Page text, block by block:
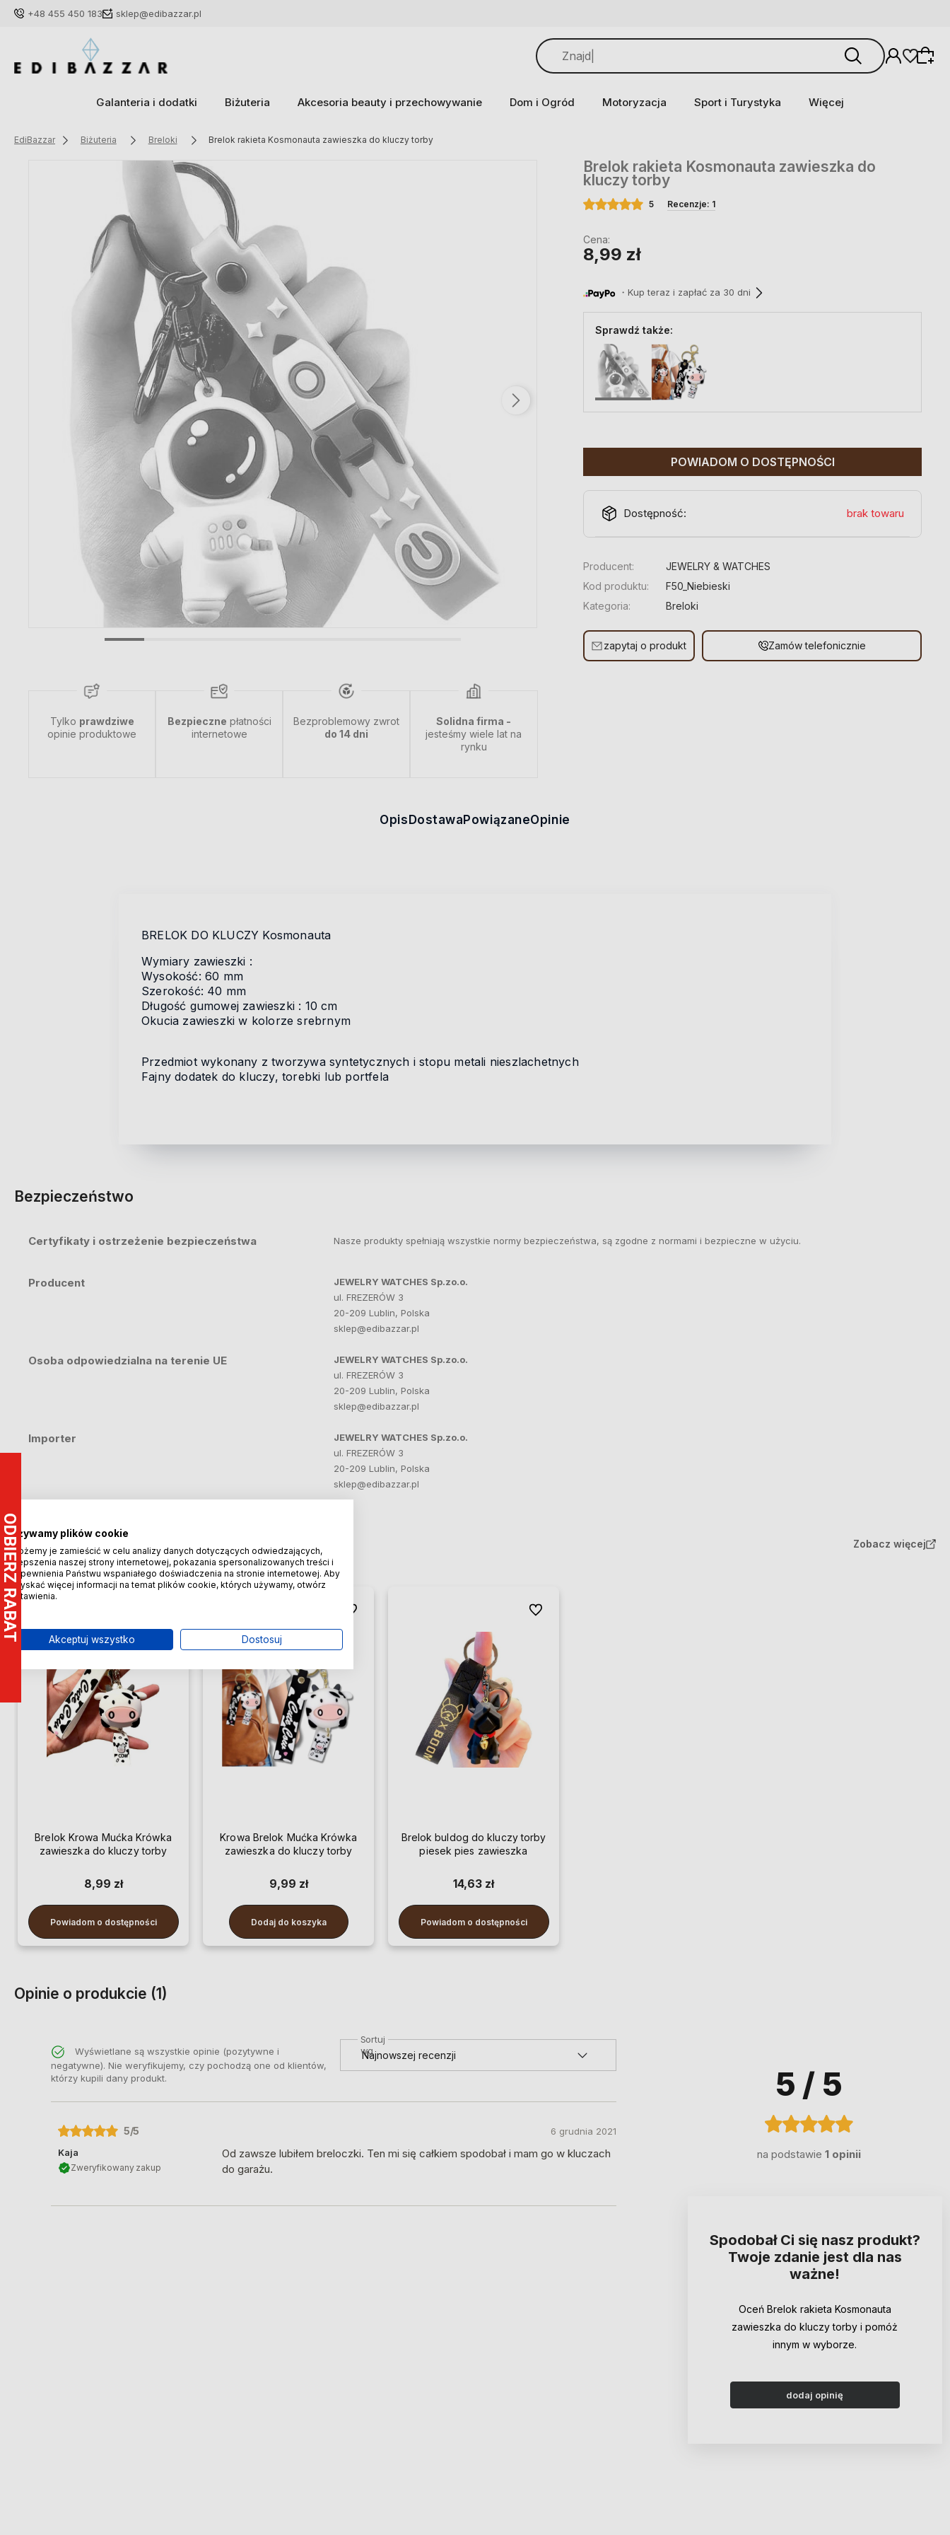
+48 455 450 183 sklep@edibazzar.pl
Galanteria i dodatki Biżuteria Akcesoria beauty i przechowywanie Dom i Ogród Motoryzacja Sport i Turystyka Więcej
EdiBazzar Biżuteria Breloki Brelok rakieta Kosmonauta zawieszka do kluczy torby
Tylko prawdziwe
opinie produktowe
Bezpieczne płatności
internetowe
Bezproblemowy zwrot
do 14 dni
Solidna firma -
jesteśmy wiele lat na
rynku
Brelok rakieta Kosmonauta zawieszka do
kluczy torby
5 Recenzje: 1
Cena:
8,99 zł
・Kup teraz i zapłać za 30 dni
Sprawdź także:
POWIADOM O DOSTĘPNOŚCI
Dostępność: brak towaru
Producent:
JEWELRY & WATCHES
Kod produktu:
F50_Niebieski
Kategoria:
Breloki
zapytaj o produkt Zamów telefonicznie
Opis Dostawa PowiązaneOpinie
BRELOK DO KLUCZY Kosmonauta
Wymiary zawieszki :
Wysokość: 60 mm
Szerokość: 40 mm
Długość gumowej zawieszki : 10 cm
Okucia zawieszki w kolorze srebrnym
Przedmiot wykonany z tworzywa syntetycznych i stopu metali nieszlachetnych
Fajny dodatek do kluczy, torebki lub portfela
Bezpieczeństwo
Certyfikaty i ostrzeżenie bezpieczeństwa Nasze produkty spełniają wszystkie normy bezpieczeństwa, są zgodne z normami i bezpieczne w użyciu.
Producent
JEWELRY WATCHES Sp.zo.o.
ul. FREZERÓW 3
20-209 Lublin, Polska
sklep@edibazzar.pl
Osoba odpowiedzialna na terenie UE
JEWELRY WATCHES Sp.zo.o.
ul. FREZERÓW 3
20-209 Lublin, Polska
sklep@edibazzar.pl
Importer
JEWELRY WATCHES Sp.zo.o.
ul. FREZERÓW 3
20-209 Lublin, Polska
sklep@edibazzar.pl
Produkty powiązane Zobacz więcej
Brelok Krowa Mućka Krówka
zawieszka do kluczy torby
8,99 zł
Powiadom o dostępności
Krowa Brelok Mućka Krówka
zawieszka do kluczy torby
9,99 zł
Dodaj do koszyka
Do ulubionych
Brelok buldog do kluczy torby
piesek pies zawieszka
14,63 zł
Powiadom o dostępności
Do ulubionych
Opinie o produkcie (1)
5 / 5
na podstawie 1 opinii
Spodobał Ci się nasz produkt?
Twoje zdanie jest dla nas
ważne!
Oceń Brelok rakieta Kosmonauta
zawieszka do kluczy torby i pomóż
innym w wyborze.
dodaj opinię
Wyświetlane są wszystkie opinie (pozytywne i
negatywne). Nie weryfikujemy, czy pochodzą one od klientów,
którzy kupili dany produkt.
Sortuj
wg
5/5
Kaja
Zweryfikowany zakup
Od zawsze lubiłem breloczki. Ten mi się całkiem spodobał i mam go w kluczach
do garażu.
6 grudnia 2021
Używamy plików cookie
Możemy je zamieścić w celu analizy danych dotyczących odwiedzających,
ulepszenia naszej strony internetowej, pokazania spersonalizowanych treści i
zapewnienia Państwu wspaniałego doświadczenia na stronie internetowej. Aby
uzyskać więcej informacji na temat plików cookie, których używamy, otwórz
ustawienia.
Akceptuj wszystko Dostosuj